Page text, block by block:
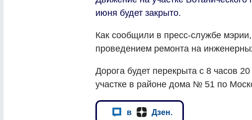
июня будет закрыто.
Как сообщили в пресс-службе
проведением ремонта на
Дорога будет перекрыта с 8 часов
участке в районе дома № 51 по
в Дзен.